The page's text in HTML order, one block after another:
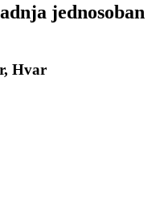
jednosoban
Hvar